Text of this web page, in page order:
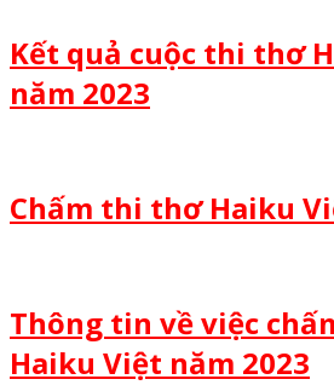
Kết quả cuộc thi thơ
năm 2023
Chấm thi thơ Haiku
Thông tin về việc
Haiku Việt năm 2023